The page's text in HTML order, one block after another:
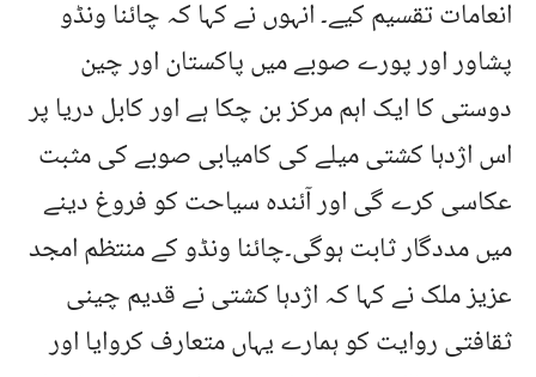
انعامات تقسیم کیے۔ انہوں نے کہا کہ چائنا ونڈو
پشاور اور پورے صوبے میں پاکستان اور چین
دوستی کا ایک اہم مرکز بن چکا ہے اور کابل دریا پر
اس اژدہا کشتی میلے کی کامیابی صوبے کی مثبت
عکاسی کرے گی اور آئندہ سیاحت کو فروغ دینے
میں مددگار ثابت ہوگی۔چائنا ونڈو کے منتظم امجد
عزیز ملک نے کہا کہ اژدہا کشتی نے قدیم چینی
ثقافتی روایت کو ہمارے یہاں متعارف کروایا اور